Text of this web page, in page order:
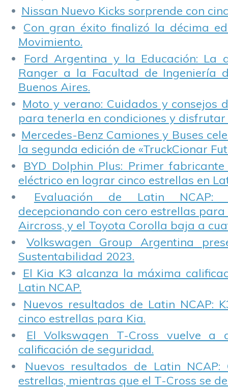
Nissan Nuevo Kicks sorprende con
Con gran éxito finalizó la décima
Movimiento.
Ford Argentina y la Educación: La
Ranger a la Facultad de Ingeniería
Buenos Aires.
Moto y verano: Cuidados y consejos
para tenerla en condiciones y disfrutar
Mercedes-Benz Camiones y Buses
la segunda edición de «TruckCionar
BYD Dolphin Plus: Primer
eléctrico en lograr cinco estrellas en
Evaluación de Latin NCAP:
decepcionando con cero estrellas para
Aircross, y el Toyota Corolla baja a
Volkswagen Group Argentina
Sustentabilidad 2023.
El Kia K3 alcanza la máxima
Latin NCAP.
Nuevos resultados de Latin NCAP:
cinco estrellas para Kia.
El Volkswagen T-Cross vuelve a
calificación de seguridad.
Nuevos resultados de Latin NCAP:
estrellas, mientras que el T-Cross se